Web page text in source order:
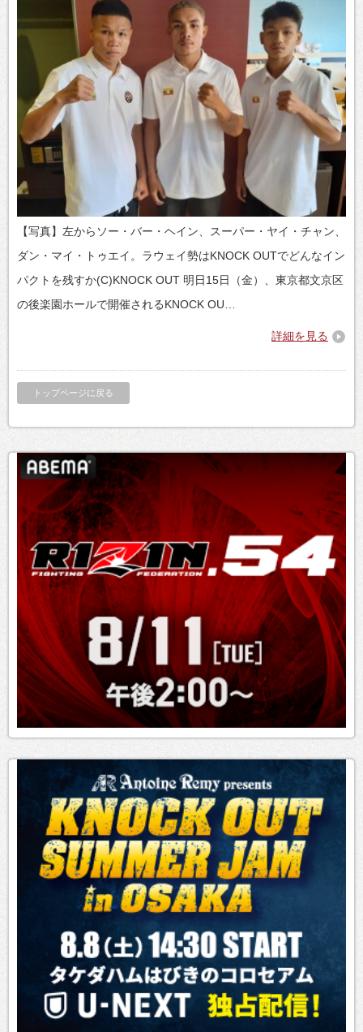
【写真】左からソー・バー・ヘイン、スーパー・ヤイ・チャン、
ダン・マイ・トゥエイ。ラウェイ勢はKNOCK OUTでどんなイン
パクトを残すか(C)KNOCK OUT 明日15日（金）、東京都文京区
の後楽園ホールで開催されるKNOCK OU…
詳細を見る
トップページに戻る